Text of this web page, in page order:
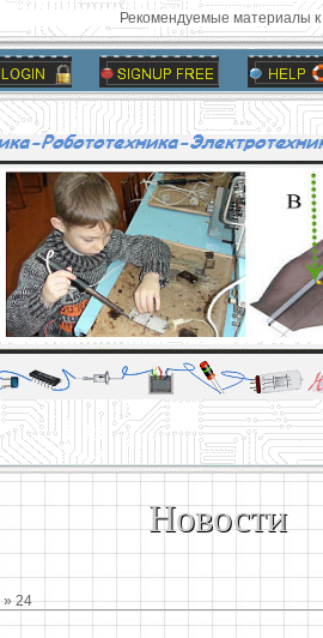
Рекомендуемые материалы к
и начинающих
и опыт профессионалов - Basics of
Новости
» 24